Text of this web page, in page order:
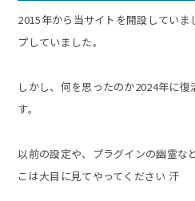
2015年から当サイトを開設してい
プしていました。
しかし、何を思ったのか2024年に
す。
以前の設定や、プラグインの幽霊な
こは大目に見てやってください 汗